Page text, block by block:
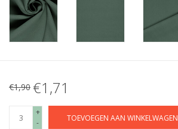
€1,90 €1,71
+
-
TOEVOEGEN AAN WINKELWAGEN